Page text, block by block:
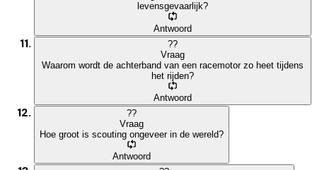
levensgevaarlijk?
Antwoord
??
Vraag
Waarom wordt de achterband van een racemotor zo heet tijdens
het rijden?
Antwoord
??
Vraag
Hoe groot is scouting ongeveer in de wereld?
Antwoord